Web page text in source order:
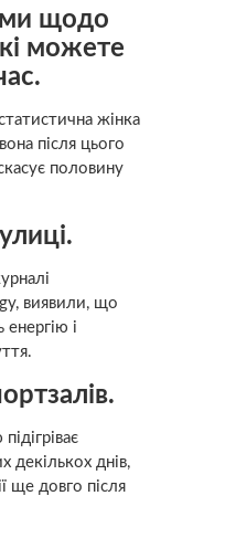
щодо
можете
жінка
після цього
половину
виявили, що
і
декількох днів,
ще довго після